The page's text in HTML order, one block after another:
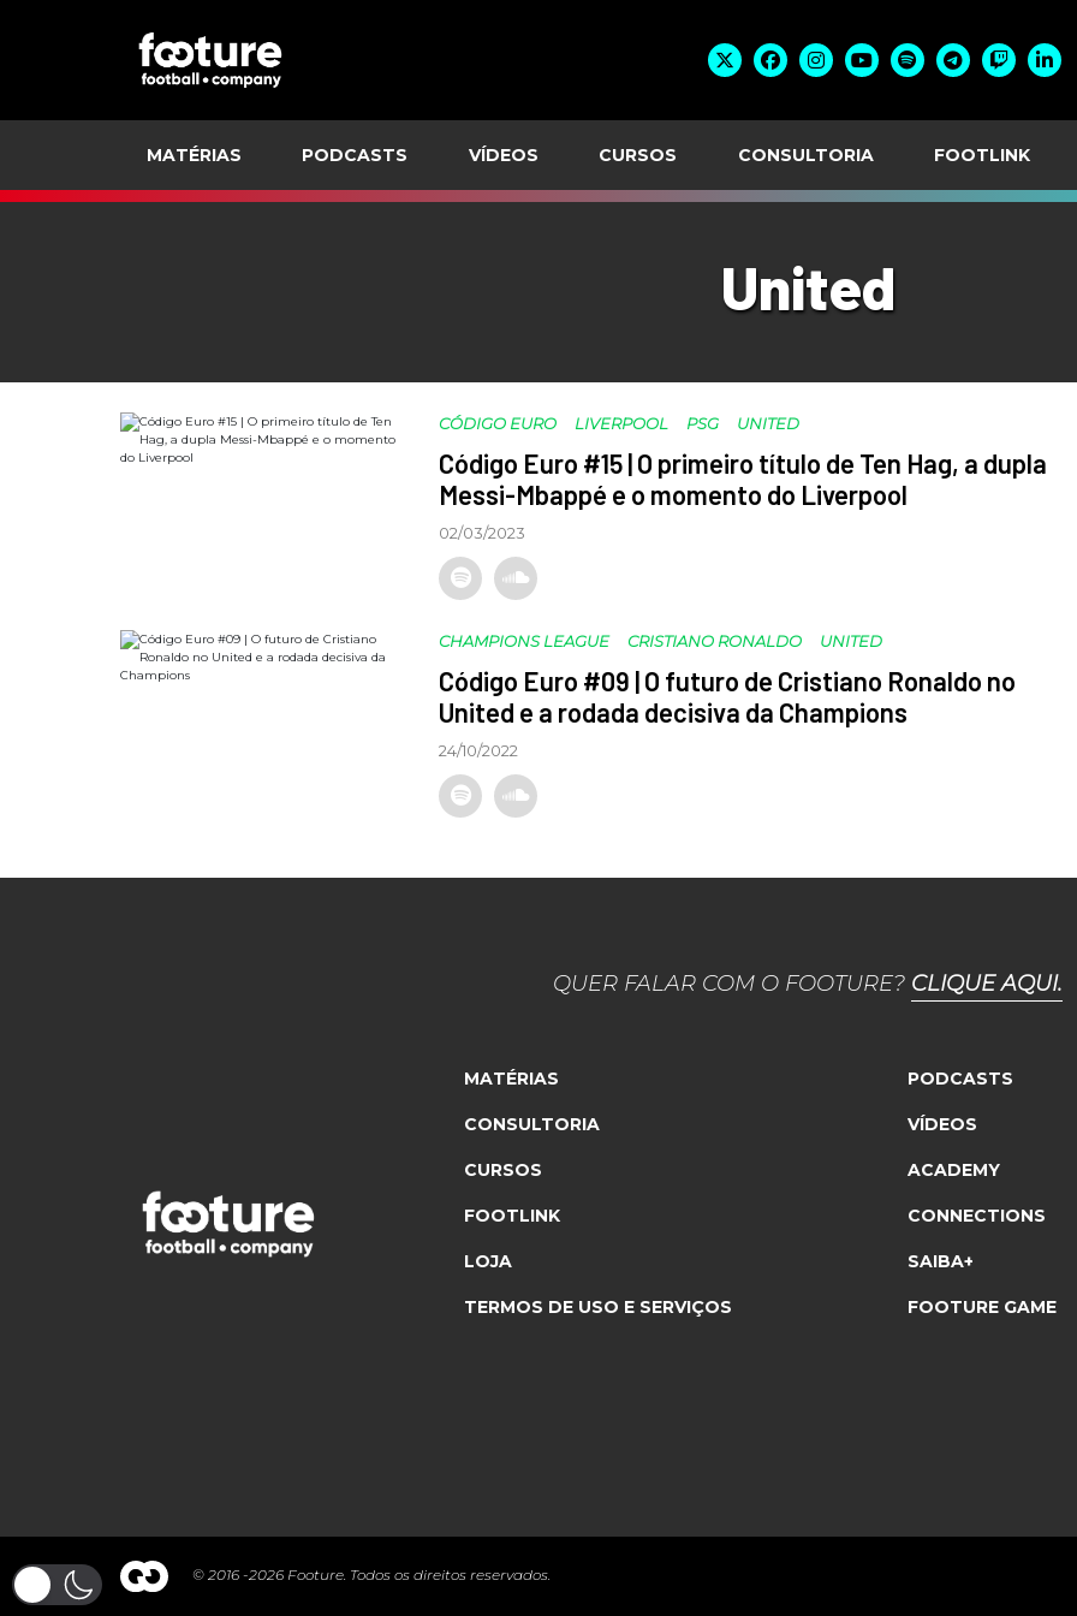
MATÉRIAS PODCASTS VÍDEOS CURSOS CONSULTORIA FOOTLINK
United
CÓDIGO EURO LIVERPOOL PSG UNITED
Código Euro #15 | O primeiro título de Ten Hag, a dupla
Messi-Mbappé e o momento do Liverpool
02/03/2023
CHAMPIONS LEAGUE CRISTIANO RONALDO UNITED
Código Euro #09 | O futuro de Cristiano Ronaldo no
United e a rodada decisiva da Champions
24/10/2022
QUER FALAR COM O FOOTURE? CLIQUE AQUI.
MATÉRIAS PODCASTS
CONSULTORIA VÍDEOS
CURSOS ACADEMY
FOOTLINK CONNECTIONS
LOJA SAIBA+
TERMOS DE USO E SERVIÇOS FOOTURE GAME
© 2016 -2026 Footure. Todos os direitos reservados.